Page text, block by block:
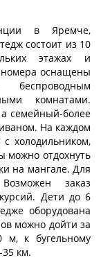
в Яремче,
состоит из 10
этажах и
номера оснащены
комнатами.
семейный-более
На каждом
холодильником,
можно отдохнуть
на мангале. Для
заказ
Дети до 6
оборудована
можно дойти за
м, к бугельному
км.